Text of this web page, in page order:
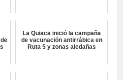
La Quiaca inició la campaña
de vacunación antirrábica en
Ruta 5 y zonas aledañas